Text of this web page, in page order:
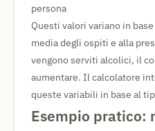
persona
Questi valori variano in
media degli ospiti e alla
vengono serviti alcolici, il
aumentare. Il calcolatore
queste variabili in base al
Esempio pratico: